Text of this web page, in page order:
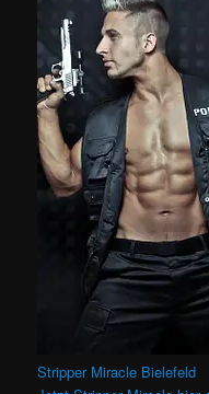
Stripper Miracle Bielefeld